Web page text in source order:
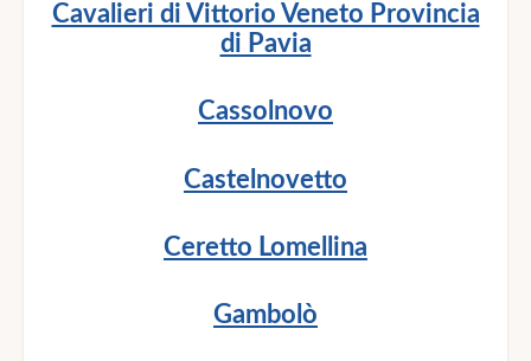
Cavalieri di Vittorio Veneto Provincia
di Pavia
Cassolnovo
Castelnovetto
Ceretto Lomellina
Gambolò